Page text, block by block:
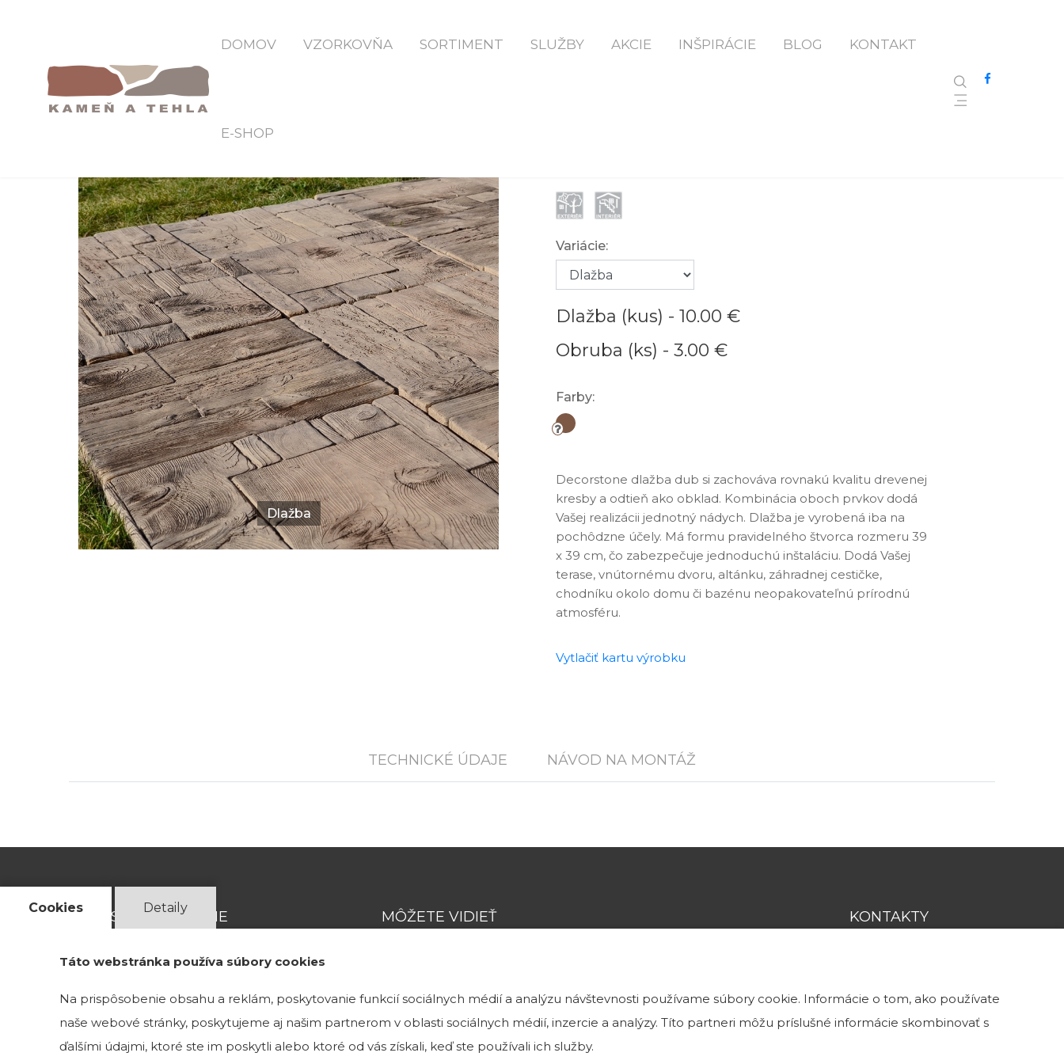
DOMOV VZORKOVŇA SORTIMENT SLUŽBY AKCIE INŠPIRÁCIE BLOG KONTAKT
E-SHOP
Domov VP Decorstone Dlažba DUB
Dlažba Obruba
Variácie:
Dlažba (kus) - 10.00 €
Obruba (ks) - 3.00 €
Farby:
Decorstone dlažba dub si zachováva rovnakú kvalitu drevenej
kresby a odtieň ako obklad. Kombinácia oboch prvkov dodá
Vašej realizácii jednotný nádych. Dlažba je vyrobená iba na
pochôdzne účely. Má formu pravidelného štvorca rozmeru 39
x 39 cm, čo zabezpečuje jednoduchú inštaláciu. Dodá Vašej
terase, vnútornému dvoru, altánku, záhradnej cestičke,
chodníku okolo domu či bazénu neopakovateľnú prírodnú
atmosféru.
Vytlačiť kartu výrobku
TECHNICKÉ ÚDAJE NÁVOD NA MONTÁŽ
ADRESA VZORKOVNE
Magnetová 13
Kristína Mravcová- KriMRock
Podvysoká 174
MÔŽETE VIDIEŤ
Tehlové a kamenné obklady môžete vidieť
v našej exteriérovej vzorkovni v Bratislave na Magnetovej ulici č. 13,
KONTAKTY
info@kamenatehla.sk
Cookies Detaily
Táto webstránka používa súbory cookies
Na prispôsobenie obsahu a reklám, poskytovanie funkcií sociálnych médií a analýzu návštevnosti používame súbory cookie. Informácie o tom, ako používate
naše webové stránky, poskytujeme aj našim partnerom v oblasti sociálnych médií, inzercie a analýzy. Títo partneri môžu príslušné informácie skombinovať s
ďalšími údajmi, ktoré ste im poskytli alebo ktoré od vás získali, keď ste používali ich služby.